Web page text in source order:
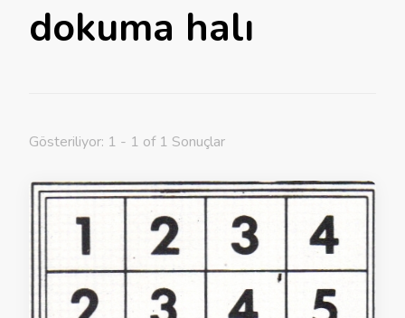
dokuma halı
Gösteriliyor: 1 - 1 of 1 Sonuçlar